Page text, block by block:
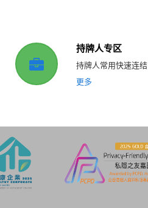
持牌人专区
持牌人常用快速连结
更多